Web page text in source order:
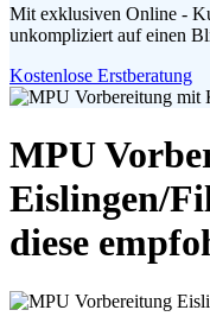
Mit exklusiven Online -
unkompliziert auf einen
Kostenlose Erstberatung
MPU
Eislingen/
diese